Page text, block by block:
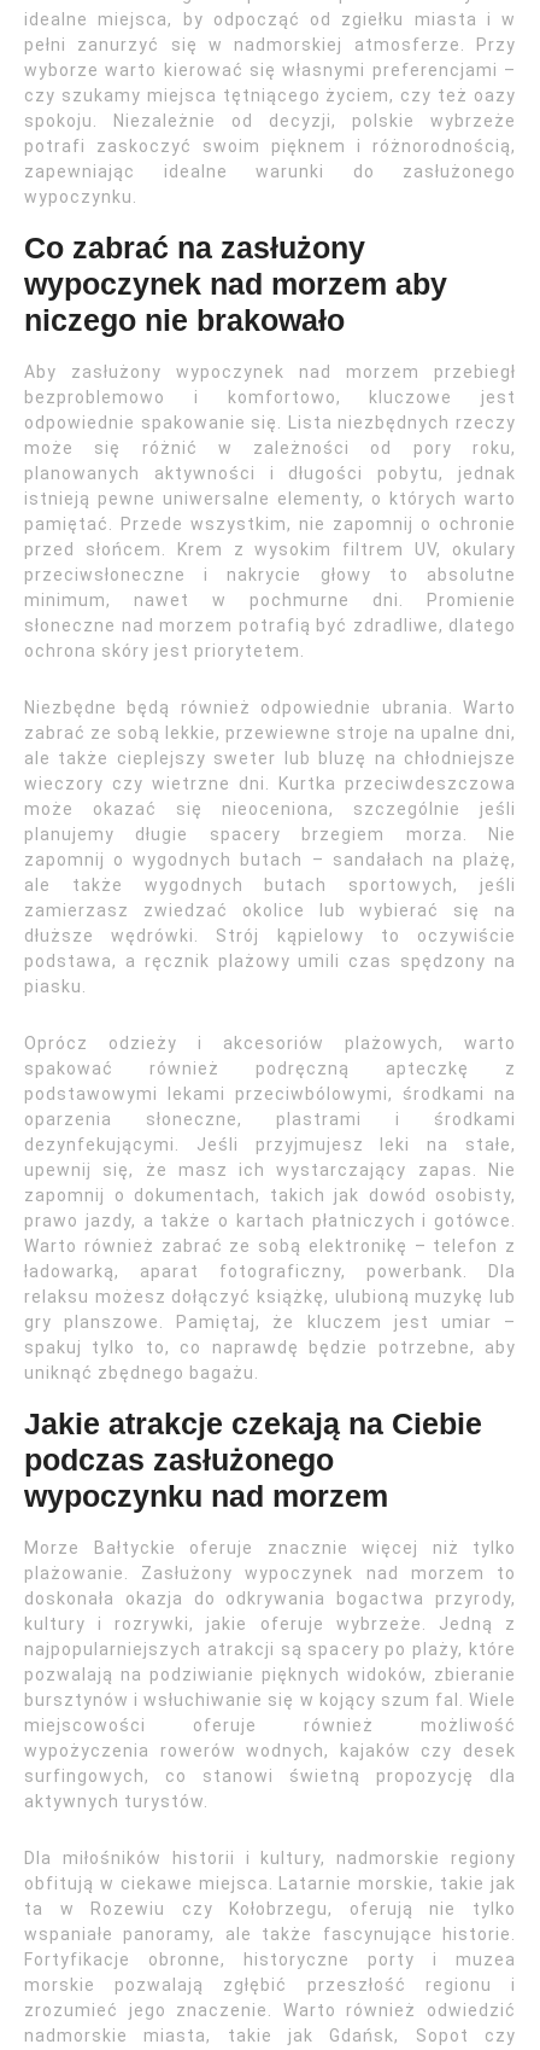
idealne miejsca, by odpocząć od zgiełku miasta i w
pełni zanurzyć się w nadmorskiej atmosferze. Przy
wyborze warto kierować się własnymi preferencjami –
czy szukamy miejsca tętniącego życiem, czy też oazy
spokoju. Niezależnie od decyzji, polskie wybrzeże
potrafi zaskoczyć swoim pięknem i różnorodnością,
zapewniając idealne warunki do zasłużonego
wypoczynku.
Co zabrać na zasłużony
wypoczynek nad morzem aby
niczego nie brakowało
Aby zasłużony wypoczynek nad morzem przebiegł
bezproblemowo i komfortowo, kluczowe jest
odpowiednie spakowanie się. Lista niezbędnych rzeczy
może się różnić w zależności od pory roku,
planowanych aktywności i długości pobytu, jednak
istnieją pewne uniwersalne elementy, o których warto
pamiętać. Przede wszystkim, nie zapomnij o ochronie
przed słońcem. Krem z wysokim filtrem UV, okulary
przeciwsłoneczne i nakrycie głowy to absolutne
minimum, nawet w pochmurne dni. Promienie
słoneczne nad morzem potrafią być zdradliwe, dlatego
ochrona skóry jest priorytetem.
Niezbędne będą również odpowiednie ubrania. Warto
zabrać ze sobą lekkie, przewiewne stroje na upalne dni,
ale także cieplejszy sweter lub bluzę na chłodniejsze
wieczory czy wietrzne dni. Kurtka przeciwdeszczowa
może okazać się nieoceniona, szczególnie jeśli
planujemy długie spacery brzegiem morza. Nie
zapomnij o wygodnych butach – sandałach na plażę,
ale także wygodnych butach sportowych, jeśli
zamierzasz zwiedzać okolice lub wybierać się na
dłuższe wędrówki. Strój kąpielowy to oczywiście
podstawa, a ręcznik plażowy umili czas spędzony na
piasku.
Oprócz odzieży i akcesoriów plażowych, warto
spakować również podręczną apteczkę z
podstawowymi lekami przeciwbólowymi, środkami na
oparzenia słoneczne, plastrami i środkami
dezynfekującymi. Jeśli przyjmujesz leki na stałe,
upewnij się, że masz ich wystarczający zapas. Nie
zapomnij o dokumentach, takich jak dowód osobisty,
prawo jazdy, a także o kartach płatniczych i gotówce.
Warto również zabrać ze sobą elektronikę – telefon z
ładowarką, aparat fotograficzny, powerbank. Dla
relaksu możesz dołączyć książkę, ulubioną muzykę lub
gry planszowe. Pamiętaj, że kluczem jest umiar –
spakuj tylko to, co naprawdę będzie potrzebne, aby
uniknąć zbędnego bagażu.
Jakie atrakcje czekają na Ciebie
podczas zasłużonego
wypoczynku nad morzem
Morze Bałtyckie oferuje znacznie więcej niż tylko
plażowanie. Zasłużony wypoczynek nad morzem to
doskonała okazja do odkrywania bogactwa przyrody,
kultury i rozrywki, jakie oferuje wybrzeże. Jedną z
najpopularniejszych atrakcji są spacery po plaży, które
pozwalają na podziwianie pięknych widoków, zbieranie
bursztynów i wsłuchiwanie się w kojący szum fal. Wiele
miejscowości oferuje również możliwość
wypożyczenia rowerów wodnych, kajaków czy desek
surfingowych, co stanowi świetną propozycję dla
aktywnych turystów.
Dla miłośników historii i kultury, nadmorskie regiony
obfitują w ciekawe miejsca. Latarnie morskie, takie jak
ta w Rozewiu czy Kołobrzegu, oferują nie tylko
wspaniałe panoramy, ale także fascynujące historie.
Fortyfikacje obronne, historyczne porty i muzea
morskie pozwalają zgłębić przeszłość regionu i
zrozumieć jego znaczenie. Warto również odwiedzić
nadmorskie miasta, takie jak Gdańsk, Sopot czy